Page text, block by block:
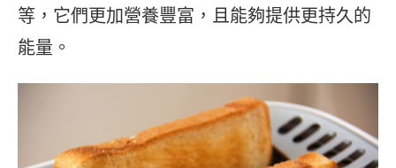
等，它們更加營養豐富，且能夠提供更持久的
能量。